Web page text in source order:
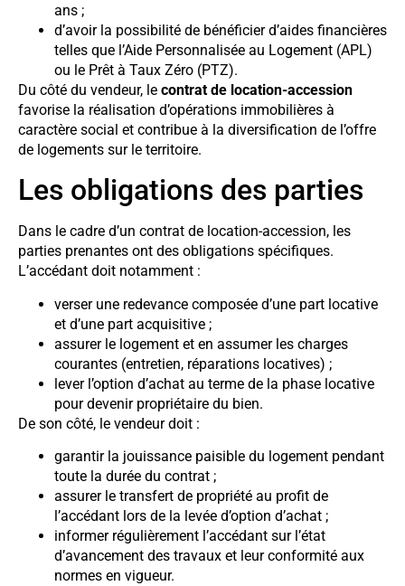
ans ;
d’avoir la possibilité de bénéficier d’aides financières
telles que l’Aide Personnalisée au Logement (APL)
ou le Prêt à Taux Zéro (PTZ).
Du côté du vendeur, le contrat de location-accession
favorise la réalisation d’opérations immobilières à
caractère social et contribue à la diversification de l’offre
de logements sur le territoire.
Les obligations des parties
Dans le cadre d’un contrat de location-accession, les
parties prenantes ont des obligations spécifiques.
L’accédant doit notamment :
verser une redevance composée d’une part locative
et d’une part acquisitive ;
assurer le logement et en assumer les charges
courantes (entretien, réparations locatives) ;
lever l’option d’achat au terme de la phase locative
pour devenir propriétaire du bien.
De son côté, le vendeur doit :
garantir la jouissance paisible du logement pendant
toute la durée du contrat ;
assurer le transfert de propriété au profit de
l’accédant lors de la levée d’option d’achat ;
informer régulièrement l’accédant sur l’état
d’avancement des travaux et leur conformité aux
normes en vigueur.